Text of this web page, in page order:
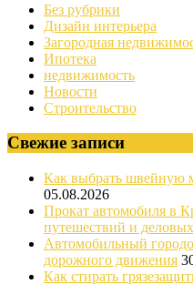
Без рубрики
Дизайн интерьера
Загородная
Ипотека
недвижимость
Новости
Строительство
Свежие записи
Как выбрать швейную
05.08.2026
Прокат автомобиля в
путешествий и
Автомобильный
дорожного движения
Как стирать